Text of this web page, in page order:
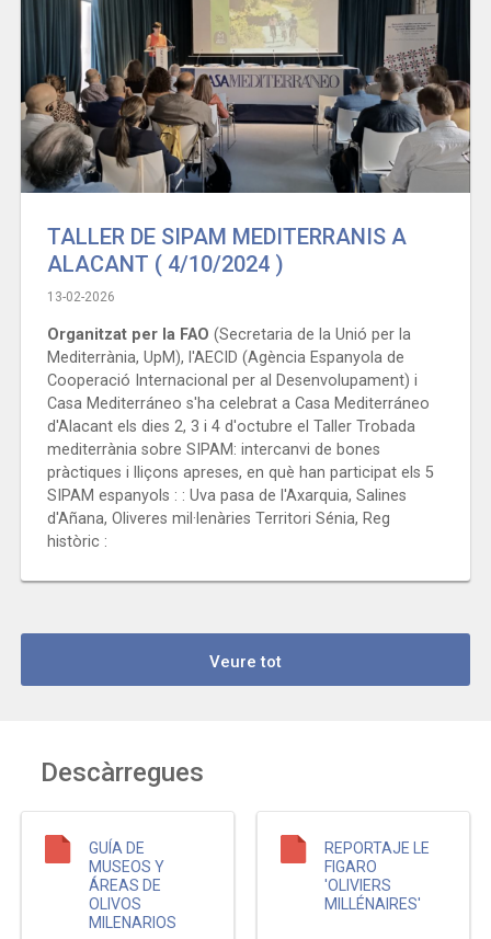
TALLER DE SIPAM MEDITERRANIS A
ALACANT ( 4/10/2024 )
13-02-2026
Organitzat per la FAO(Secretaria de la Unió per la
Mediterrània, UpM), l'AECID (Agència Espanyola de
Cooperació Internacional per al Desenvolupament) i
Casa Mediterráneo s'ha celebrat a Casa Mediterráneo
d'Alacant els dies 2, 3 i 4 d'octubre el Taller Trobada
mediterrània sobre SIPAM: intercanvi de bones
pràctiques i lliçons apreses, en què han participat els 5
SIPAM espanyols : : Uva pasa de l'Axarquia, Salines
d'Añana, Oliveres mil·lenàries Territori Sénia, Reg
històric :
Veure tot
Descàrregues
GUÍA DE
MUSEOS Y
ÁREAS DE
OLIVOS
MILENARIOS
REPORTAJE LE
FIGARO
'OLIVIERS
MILLÉNAIRES'